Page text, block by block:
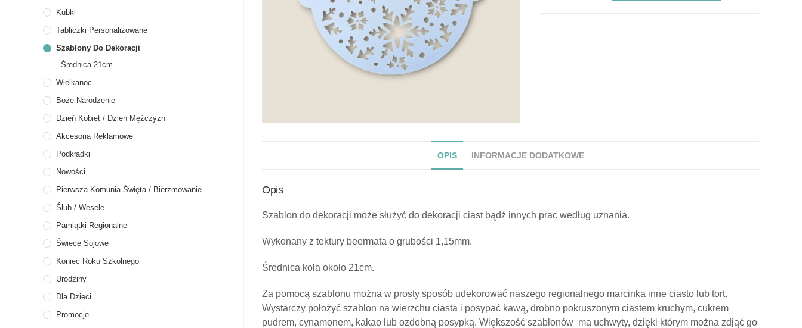
OPIS INFORMACJE DODATKOWE
Opis
Szablon do dekoracji może służyć do dekoracji ciast bądź innych prac według uznania.
Wykonany z tektury beermata o grubości 1,15mm.
Średnica koła około 21cm.
Za pomocą szablonu można w prosty sposób udekorować naszego regionalnego marcinka inne ciasto lub tort.
Wystarczy położyć szablon na wierzchu ciasta i posypać kawą, drobno pokruszonym ciastem kruchym, cukrem
pudrem, cynamonem, kakao lub ozdobną posypką. Większość szablonów ma uchwyty, dzięki którym można zdjąć go
Kubki
Tabliczki Personalizowane
Szablony Do Dekoracji
Średnica 21cm
Wielkanoc
Boże Narodzenie
Dzień Kobiet / Dzień Mężczyzn
Akcesoria Reklamowe
Podkładki
Nowości
Pierwsza Komunia Święta / Bierzmowanie
Ślub / Wesele
Pamiątki Regionalne
Świece Sojowe
Koniec Roku Szkolnego
Urodziny
Dla Dzieci
Promocje